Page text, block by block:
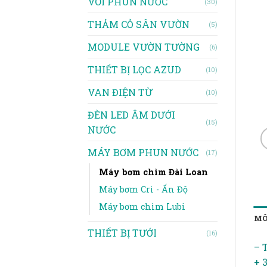
THẢM CỎ SÂN VƯỜN (5)
MODULE VƯỜN TƯỜNG (6)
THIẾT BỊ LỌC AZUD (10)
VAN ĐIỆN TỪ (10)
ĐÈN LED ÂM DƯỚI
NƯỚC
(15)
MÁY BƠM PHUN NƯỚC (17)
Máy bơm chìm Đài Loan
Máy bơm Cri - Ấn Độ
Máy bơm chìm Lubi
THIẾT BỊ TƯỚI (16)
–
+